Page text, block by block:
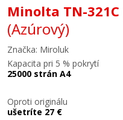
Minolta TN-321C
(Azúrový)
Značka: Miroluk
Kapacita pri 5 % pokrytí
25000 strán A4
Oproti originálu
ušetríte 27 €